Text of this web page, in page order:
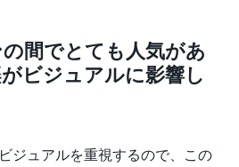
間でとても人気があ
ビジュアルに影響し
ジュアルを重視するので、この